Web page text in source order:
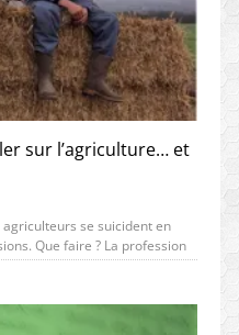
sur l’agriculture… et
agriculteurs se suicident en
Que faire ? La profession